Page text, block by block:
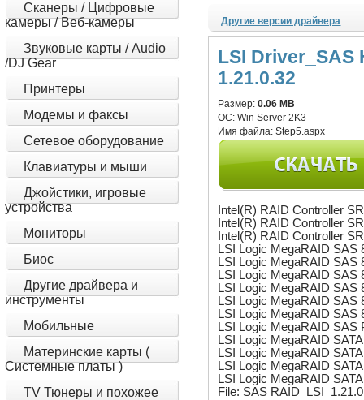
Сканеры / Цифровые
камеры / Веб-камеры
Звуковые карты / Audio
/DJ Gear
Принтеры
Модемы и факсы
Сетевое оборудование
Клавиатуры и мыши
Джойстики, игровые
устройства
Мониторы
Биос
Другие драйвера и
инструменты
Мобильные
Материнские карты (
Системные платы )
TV Тюнеры и похожее
Другие версии драйвера
LSI Driver_SAS
1.21.0.32
Размер:0.06 MB
ОС:Win Server 2K3
Имя файла:Step5.aspx
Intel(R) RAID Controller
Intel(R) RAID Controller
Intel(R) RAID Controller
LSI Logic MegaRAID SAS
LSI Logic MegaRAID SAS
LSI Logic MegaRAID SAS
LSI Logic MegaRAID SAS
LSI Logic MegaRAID SAS
LSI Logic MegaRAID SAS
LSI Logic MegaRAID
LSI Logic MegaRAID
LSI Logic MegaRAID
LSI Logic MegaRAID
LSI Logic MegaRAID
File: SAS